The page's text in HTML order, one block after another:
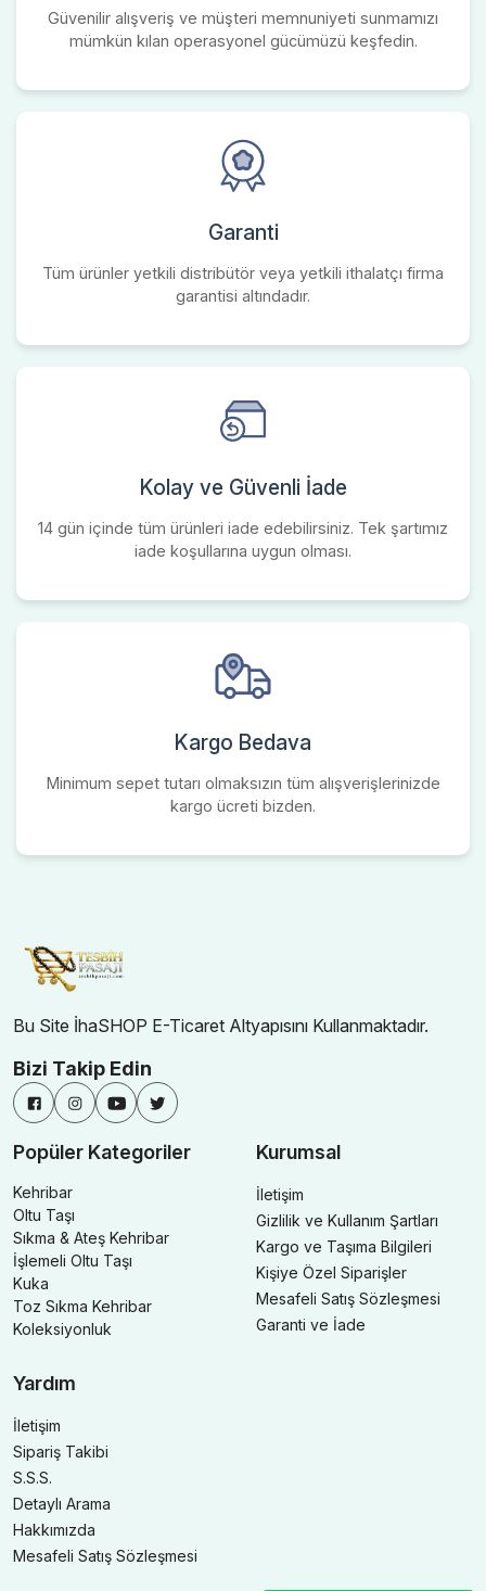
Güvenilir alışveriş ve müşteri memnuniyeti sunmamızı
mümkün kılan operasyonel gücümüzü keşfedin.
Garanti
Tüm ürünler yetkili distribütör veya yetkili ithalatçı firma
garantisi altındadır.
Kolay ve Güvenli İade
14 gün içinde tüm ürünleri iade edebilirsiniz. Tek şartımız
iade koşullarına uygun olması.
Kargo Bedava
Minimum sepet tutarı olmaksızın tüm alışverişlerinizde
kargo ücreti bizden.
Bu Site İhaSHOP E-Ticaret Altyapısını Kullanmaktadır.
Bizi Takip Edin
Popüler Kategoriler
Kehribar
Oltu Taşı
Sıkma & Ateş Kehribar
İşlemeli Oltu Taşı
Kuka
Toz Sıkma Kehribar
Koleksiyonluk
Kurumsal
İletişim
Gizlilik ve Kullanım Şartları
Kargo ve Taşıma Bilgileri
Kişiye Özel Siparişler
Mesafeli Satış Sözleşmesi
Garanti ve İade
Yardım
İletişim
Sipariş Takibi
S.S.S.
Detaylı Arama
Hakkımızda
Mesafeli Satış Sözleşmesi